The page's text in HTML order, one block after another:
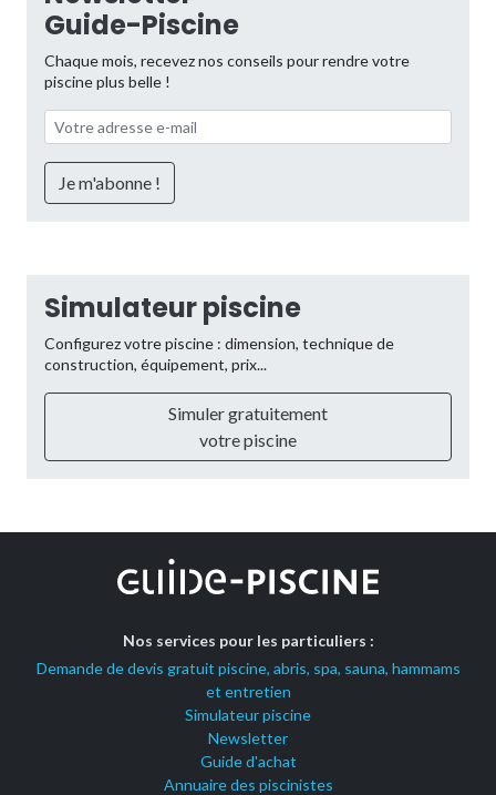
Guide-Piscine
Chaque mois, recevez nos conseils pour rendre votre
piscine plus belle !
Simulateur piscine
Configurez votre piscine : dimension, technique de
construction, équipement, prix...
Simuler gratuitement
votre piscine
Nos services pour les particuliers :
Demande de devis gratuit piscine, abris, spa, sauna, hammams
et entretien
Simulateur piscine
Newsletter
Guide d'achat
Annuaire des piscinistes